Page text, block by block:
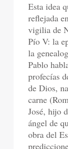
Esta idea
reflejada
vigilia de
Pío V: la
la
Pablo
profecías
de Dios,
carne
José, hijo
ángel de
obra del